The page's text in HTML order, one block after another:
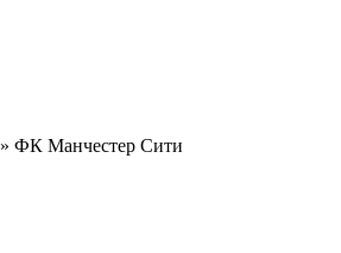
» ФК Манчестер Сити